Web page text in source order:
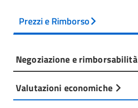
Prezzi e Rimborso
Negoziazione e rimborsabilità
Valutazioni economiche